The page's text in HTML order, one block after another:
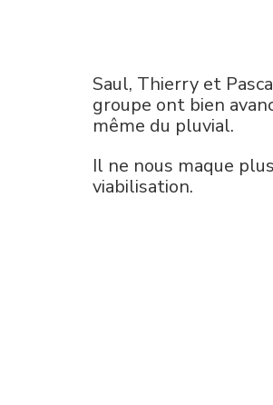
Saul, Thierry et
groupe ont bien
même du pluvial.
Il ne nous maque
viabilisation.